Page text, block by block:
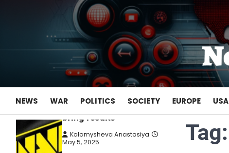
NEWS WAR POLITICS SOCIETY EUROPE USA
Tag:
May 22, 2025
Ukrainian entrepreneur
Maksym Krippa continues to
systematically strengthen his
position in key segments of
the…
NEWS
esports: investments that
bring results
Kolomysheva Anastasiya
May 5, 2025